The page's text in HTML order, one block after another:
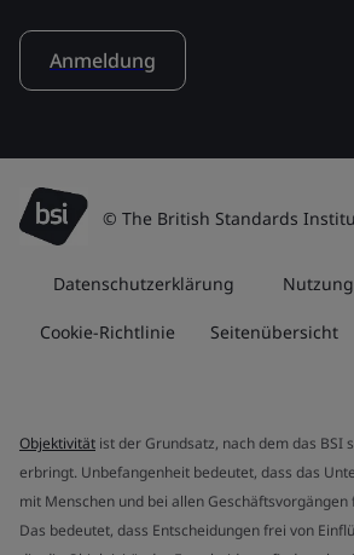
Anmeldung
© The British Standards
Datenschutzerklärung
Cookie-Richtlinie Seitenübersicht
Objektivität ist der Grundsatz, nach dem das BSI
erbringt. Unbefangenheit bedeutet, dass das
mit Menschen und bei allen
Das bedeutet, dass Entscheidungen frei von